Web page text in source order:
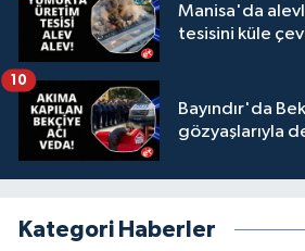
Manisa'da
tesisini küle
Bayındır'da
gözyaşlarıyla
10
Kategori Haberler